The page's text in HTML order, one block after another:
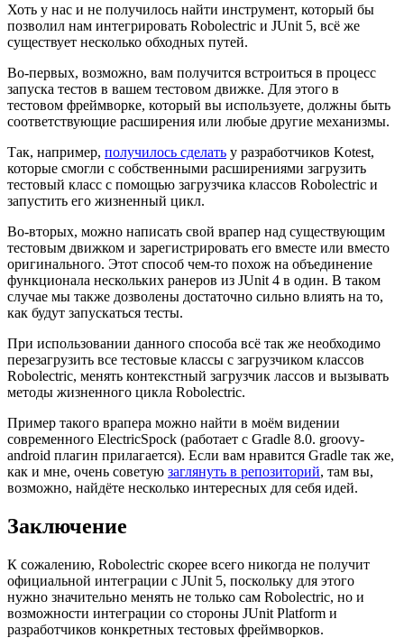
Хоть у нас и не получилось найти инструмент, который бы
позволил нам интегрировать Robolectric и JUnit 5, всё же
существует несколько обходных путей.
Во-первых, возможно, вам получится встроиться в процесс
запуска тестов в вашем тестовом движке. Для этого в
тестовом фреймворке, который вы используете, должны быть
соответствующие расширения или любые другие механизмы.
Так, например, получилось сделать у разработчиков Kotest,
которые смогли с собственными расширениями загрузить
тестовый класс с помощью загрузчика классов Robolectric и
запустить его жизненный цикл.
Во-вторых, можно написать свой врапер над существующим
тестовым движком и зарегистрировать его вместе или вместо
оригинального. Этот способ чем-то похож на объединение
функционала нескольких ранеров из JUnit 4 в один. В таком
случае мы также дозволены достаточно сильно влиять на то,
как будут запускаться тесты.
При использовании данного способа всё так же необходимо
перезагрузить все тестовые классы с загрузчиком классов
Robolectric, менять контекстный загрузчик лассов и вызывать
методы жизненного цикла Robolectric.
Пример такого врапера можно найти в моём видении
современного ElectricSpock (работает с Gradle 8.0. groovy-
android плагин прилагается). Если вам нравится Gradle так же,
как и мне, очень советую заглянуть в репозиторий, там вы,
возможно, найдёте несколько интересных для себя идей.
Заключение
К сожалению, Robolectric скорее всего никогда не получит
официальной интеграции с JUnit 5, поскольку для этого
нужно значительно менять не только сам Robolectric, но и
возможности интеграции со стороны JUnit Platform и
разработчиков конкретных тестовых фреймворков.